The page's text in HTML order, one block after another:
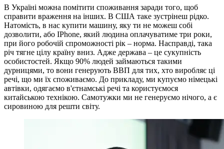
В Україні можна помітити споживання заради того, щоб
справити враження на інших. В США таке зустрінеш рідко.
Натомість, в нас купити машину, яку ти не можеш собі
дозволити, або IPhone, який людина оплачуватиме три роки,
при його робочій спроможності рік – норма. Насправді, така
річ тягне цілу країну вниз. Адже держава – це сукупність
особистостей. Якщо 90% людей займаються такими
дурницями, то вони генерують ВВП для тих, хто виробляє ці
речі, що ми їх споживаємо. До прикладу, ми купуємо німецькі
автівки, одягаємо в'єтнамські речі та користуємося
китайською технікою. Самотужки ми не генеруємо нічого, а є
сировиною для решти світу.